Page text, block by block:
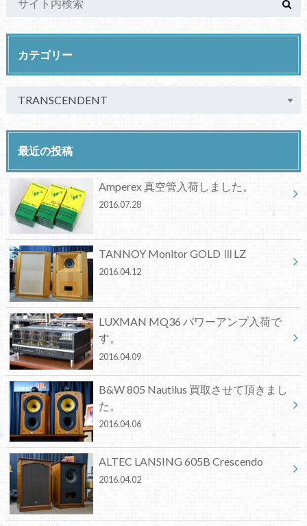
カテゴリー
最近の投稿
Amperex 真空管入荷しました。
2016.07.28
TANNOY Monitor GOLD ⅢLZ
2016.04.12
LUXMAN MQ36 パワーアンプ入荷で
す。
2016.04.09
B&W 805 Nautilus 買取させて頂きまし
た。
2016.04.06
ALTEC LANSING 605B Crescendo
2016.04.02